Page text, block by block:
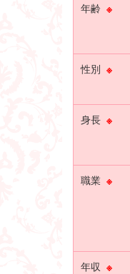
年齢 ※
性別 ※
身長 ※
職業 ※
年収 ※